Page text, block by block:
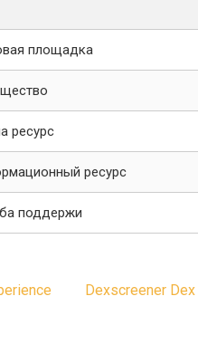
площадка
ресурс
ресурс
поддержи
Dexscreener